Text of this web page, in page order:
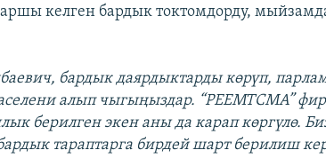
келген бардык токтомдорду,
бардык даярдыктарды көрүп,
алып чыгыңыздар. “РЕЕМТСМА”
берилген экен аны да карап көргүлө.
тараптарга бирдей шарт берилиш